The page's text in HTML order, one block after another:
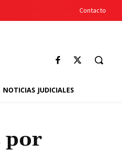
Contacto
NOTICIAS JUDICIALES
por